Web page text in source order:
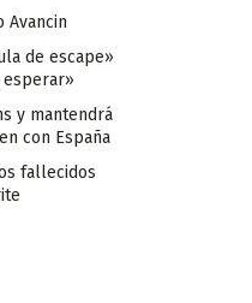
Avancin
de escape»
esperar»
y mantendrá
con España
fallecidos